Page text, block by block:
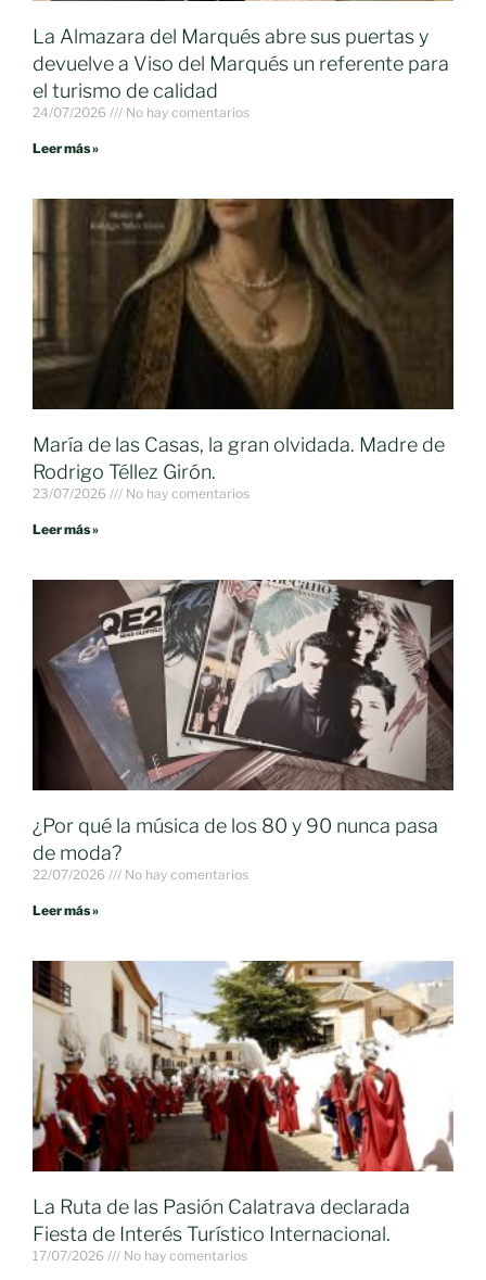
La Almazara del Marqués abre sus puertas y
devuelve a Viso del Marqués un referente para
el turismo de calidad
24/07/2026 No hay comentarios
Leer más »
María de las Casas, la gran olvidada. Madre de
Rodrigo Téllez Girón.
23/07/2026 No hay comentarios
Leer más »
¿Por qué la música de los 80 y 90 nunca pasa
de moda?
22/07/2026 No hay comentarios
Leer más »
La Ruta de las Pasión Calatrava declarada
Fiesta de Interés Turístico Internacional.
17/07/2026 No hay comentarios